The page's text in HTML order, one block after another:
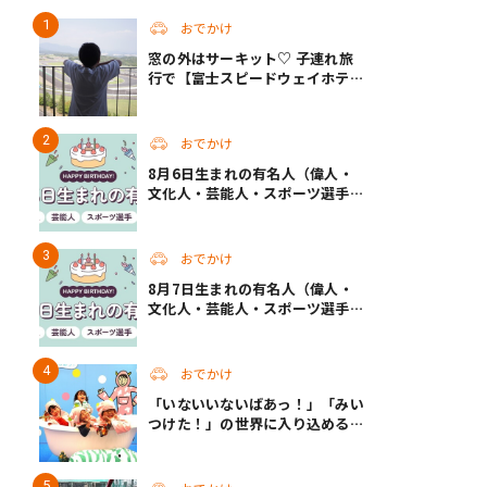
おでかけ
窓の外はサーキット♡ 子連れ旅
行で【富士スピードウェイホテ
おでかけ
8月6日生まれの有名人（偉人・
文化人・芸能人・スポーツ選手・
おでかけ
8月7日生まれの有名人（偉人・
文化人・芸能人・スポーツ選手・
おでかけ
「いないいないばあっ！」「みい
つけた！」の世界に入り込める！